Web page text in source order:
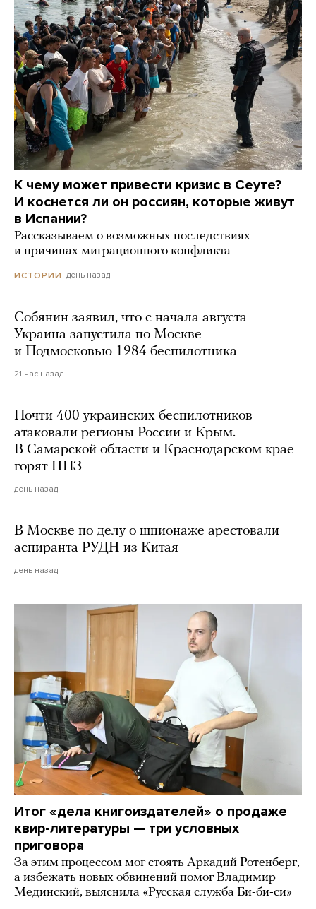
К чему может привести кризис в Сеуте?
И коснется ли он россиян, которые живут
в Испании?
Рассказываем о возможных последствиях
и причинах миграционного конфликта
ИСТОРИИ день назад
Собянин заявил, что с начала августа
Украина запустила по Москве
и Подмосковью 1984 беспилотника
21 час назад
Почти 400 украинских беспилотников
атаковали регионы России и Крым.
В Самарской области и Краснодарском крае
горят НПЗ
день назад
В Москве по делу о шпионаже арестовали
аспиранта РУДН из Китая
день назад
Итог «дела книгоиздателей» о продаже
квир-литературы — три условных
приговора
За этим процессом мог стоять Аркадий Ротенберг,
а избежать новых обвинений помог Владимир
Мединский, выяснила «Русская служба Би-би-си»